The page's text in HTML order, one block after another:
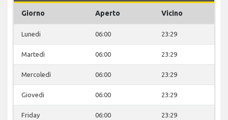
Giorno Aperto Vicino
Lunedi 06:00 23:29
Martedì 06:00 23:29
Mercoledì 06:00 23:29
Giovedi 06:00 23:29
Friday 06:00 23:29